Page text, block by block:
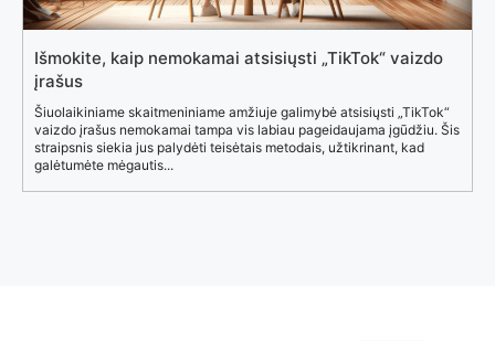
Išmokite, kaip nemokamai atsisiųsti „TikTok“ vaizdo
įrašus
Šiuolaikiniame skaitmeniniame amžiuje galimybė atsisiųsti „TikTok“
vaizdo įrašus nemokamai tampa vis labiau pageidaujama įgūdžiu. Šis
straipsnis siekia jus palydėti teisėtais metodais, užtikrinant, kad
galėtumėte mėgautis...